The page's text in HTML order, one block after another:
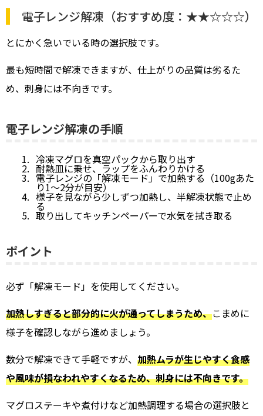
電子レンジ解凍（おすすめ度：★★☆☆☆）
とにかく急いでいる時の選択肢です。
最も短時間で解凍できますが、仕上がりの品質は劣るた
め、刺身には不向きです。
電子レンジ解凍の手順
冷凍マグロを真空パックから取り出す
耐熱皿に乗せ、ラップをふんわりかける
電子レンジの「解凍モード」で加熱する（100gあた
り1〜2分が目安）
様子を見ながら少しずつ加熱し、半解凍状態で止め
る
取り出してキッチンペーパーで水気を拭き取る
ポイント
必ず「解凍モード」を使用してください。
加熱しすぎると部分的に火が通ってしまうため、こまめに
様子を確認しながら進めましょう。
数分で解凍できて手軽ですが、 加熱ムラが生じやすく食感
や風味が損なわれやすくなるため、刺身には不向きです。
マグロステーキや煮付けなど加熱調理する場合の選択肢と